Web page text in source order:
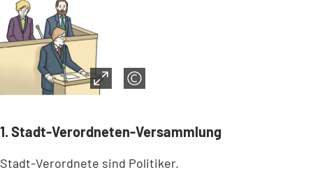
1. Stadt-Verordneten-Versammlung
Stadt-Verordnete sind Politiker.